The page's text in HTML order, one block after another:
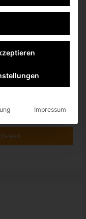
teilen
feed
Impressum